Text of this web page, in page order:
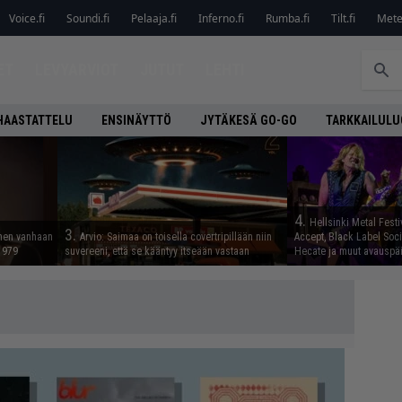
Voice.fi Soundi.fi Pelaaja.fi Inferno.fi Rumba.fi Tilt.fi
ENSINÄYTTÖ JYTÄKESÄ GO-GO
vanhaan
3. Arvio: Saimaa on toisella covertripillään niin
suvereeni, että se kääntyy itseään vastaan
4. Hellsinki Metal
Accept, Black Label
Hecate ja muut